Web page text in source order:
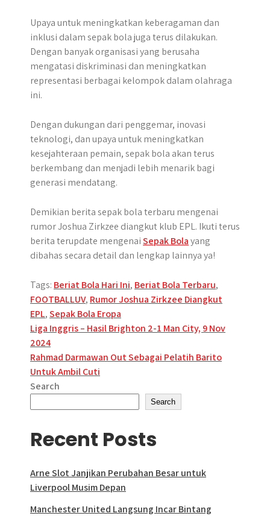
Upaya untuk meningkatkan keberagaman dan
inklusi dalam sepak bola juga terus dilakukan.
Dengan banyak organisasi yang berusaha
mengatasi diskriminasi dan meningkatkan
representasi berbagai kelompok dalam olahraga
ini.
Dengan dukungan dari penggemar, inovasi
teknologi, dan upaya untuk meningkatkan
kesejahteraan pemain, sepak bola akan terus
berkembang dan menjadi lebih menarik bagi
generasi mendatang.
Demikian berita sepak bola terbaru mengenai
rumor Joshua Zirkzee diangkut klub EPL. Ikuti terus
berita terupdate mengenaiSepak Bolayang
dibahas secara detail dan lengkap lainnya ya!
Tags: Beriat Bola Hari Ini, Beriat Bola Terbaru,
FOOTBALLUV, Rumor Joshua Zirkzee Diangkut
EPL,Sepak Bola Eropa
Post
navigation
Liga Inggris – Hasil Brighton 2-1 Man City, 9 Nov
2024
Rahmad Darmawan Out Sebagai Pelatih Barito
Untuk Ambil Cuti
Search
Search
Recent Posts
Arne Slot Janjikan Perubahan Besar untuk
Liverpool Musim Depan
Manchester United Langsung Incar Bintang